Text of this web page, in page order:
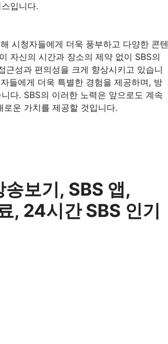
입니다.
시청자들에게 더욱 풍부하고 다양한 콘텐
자신의 시간과 장소의 제약 없이 SBS의
근성과 편의성을 크게 향상시키고 있습니
들에게 더욱 특별한 경험을 제공하며, 방
다. SBS의 이러한 노력은 앞으로도 계속
운 가치를 제공할 것입니다.
보기, SBS 앱,
, 24시간 SBS 인기